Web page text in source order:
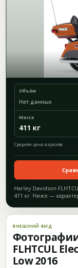
Объём
Нет данных
Масса
411 кг
Средняя цена в архиве
Harley Davidson
411 кг. Ниже —
ВНЕШНИЙ ВИД
FLHTCUL
Low 2016